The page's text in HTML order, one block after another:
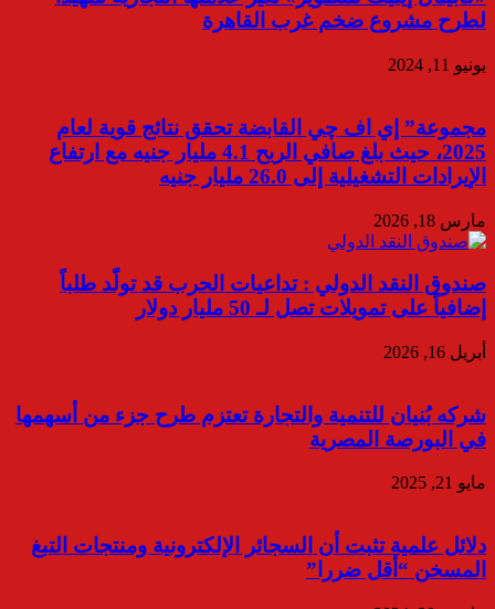
لطرح مشروع ضخم غرب القاهرة
يونيو 11, 2024
مجموعة” إي اف چي القابضة تحقق نتائج قوية لعام
2025، حيث بلغ صافي الربح 4.1 مليار جنيه مع ارتفاع
الإيرادات التشغيلية إلى 26.0 مليار جنيه
مارس 18, 2026
صندوق النقد الدولي : تداعيات الحرب قد تولّد طلباً
إضافياً على تمويلات تصل لـ 50 مليار دولار
أبريل 16, 2026
شركه بُنيان للتنمية والتجارة تعتزم طرح جزء من أسهمها
في البورصة المصرية
مايو 21, 2025
دلائل علمية تثبت أن السجائر الإلكترونية ومنتجات التبغ
المسخن “أقل ضررا”